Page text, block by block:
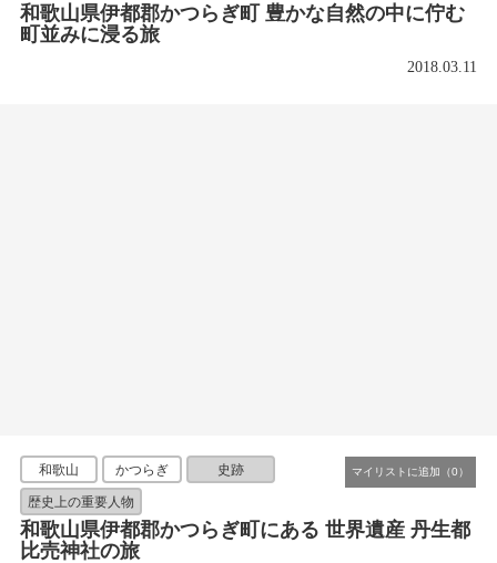
和歌山県伊都郡かつらぎ町 豊かな自然の中に佇む
町並みに浸る旅
2018.03.11
和歌山 かつらぎ 史跡
歴史上の重要人物
和歌山県伊都郡かつらぎ町にある 世界遺産 丹生都
比売神社の旅